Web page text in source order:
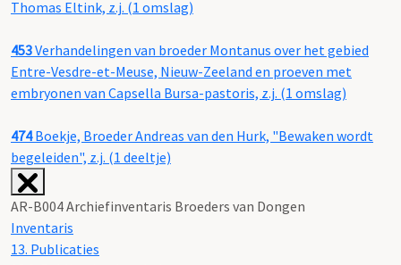
Thomas Eltink, z.j. (1 omslag)
453Verhandelingen van broeder Montanus over het gebied
Entre-Vesdre-et-Meuse, Nieuw-Zeeland en proeven met
embryonen van Capsella Bursa-pastoris, z.j. (1 omslag)
474 Boekje, Broeder Andreas van den Hurk, "Bewaken wordt
begeleiden", z.j. (1 deeltje)
AR-B004 Archiefinventaris Broeders van Dongen
Inventaris
13. Publicaties